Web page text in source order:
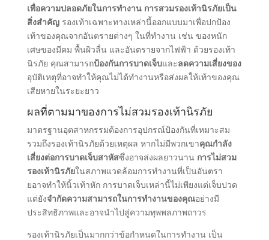
เพื่อความปลอดภัยในการทํางาน การสวมรองเท้านิรภัยเป็น
สิ่งสําคัญ รองเท้าเฉพาะทางเหล่านี้ออกแบบมาเพื่อปกป้อง
เท้าของคุณจากอันตรายต่างๆ ในที่ทํางาน เช่น ของหนัก
เศษของมีคม พื้นผิวลื่น และอันตรายจากไฟฟ้า ด้วยรองเท้า
นิรภัย คุณสามารถป้องกันการบาดเจ็บและ ลดความเสี่ยงของ
อุบัติเหตุที่อาจทําให้คุณไม่ได้ทํางานหรือส่งผลให้เท้าของคุณ
เสียหายในระยะยาว
ผลที่ตามมาของการไม่สวมรองเท้านิรภัย
มาตรฐานอุตสาหกรรมต้องการอุปกรณ์ป้องกันที่เหมาะสม
รวมถึงรองเท้านิรภัยด้วยเหตุผล หากไม่มีพวกเขาคุณกําลัง
เสี่ยงต่อการบาดเจ็บสาหัสซึ่งอาจส่งผลยาวนาน การไม่สวม
รองเท้านิรภัยในสภาพแวดล้อมการทํางานที่เป็นอันตรา
ยอาจทําให้นิ้วเท้าหัก การบาดเจ็บเหล่านี้ไม่เพียงแต่เจ็บปวด
แต่ยังจํากัดความสามารถในการทํางานของคุณอย่างมี
ประสิทธิภาพและอาจนําไปสู่ความทุพพลภาพถาวร
รองเท้านิรภัยเป็นมากกว่าข้อกําหนดในการทํางาน เป็น